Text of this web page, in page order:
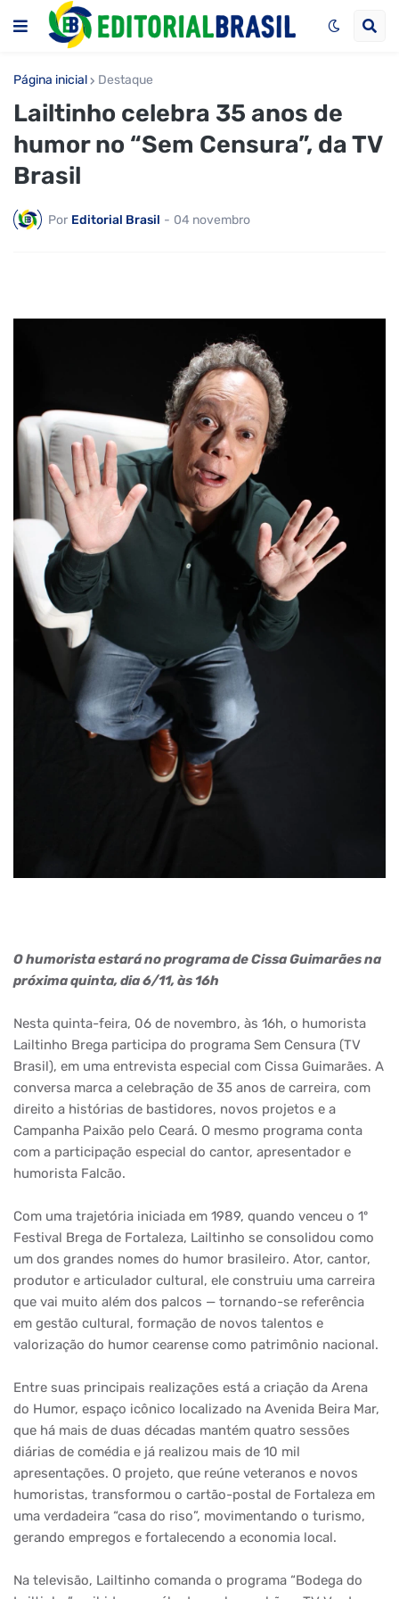
Página inicial Destaque
Lailtinho celebra 35 anos de
humor no “Sem Censura”, da TV
Brasil
Por Editorial Brasil - 04 novembro
O humorista estará no programa de Cissa Guimarães na
próxima quinta, dia 6/11, às 16h
Nesta quinta-feira, 06 de novembro, às 16h, o humorista
Lailtinho Brega participa do programa Sem Censura (TV
Brasil), em uma entrevista especial com Cissa Guimarães. A
conversa marca a celebração de 35 anos de carreira, com
direito a histórias de bastidores, novos projetos e a
Campanha Paixão pelo Ceará. O mesmo programa conta
com a participação especial do cantor, apresentador e
humorista Falcão.
Com uma trajetória iniciada em 1989, quando venceu o 1º
Festival Brega de Fortaleza, Lailtinho se consolidou como
um dos grandes nomes do humor brasileiro. Ator, cantor,
produtor e articulador cultural, ele construiu uma carreira
que vai muito além dos palcos — tornando-se referência
em gestão cultural, formação de novos talentos e
valorização do humor cearense como patrimônio nacional.
Entre suas principais realizações está a criação da Arena
do Humor, espaço icônico localizado na Avenida Beira Mar,
que há mais de duas décadas mantém quatro sessões
diárias de comédia e já realizou mais de 10 mil
apresentações. O projeto, que reúne veteranos e novos
humoristas, transformou o cartão-postal de Fortaleza em
uma verdadeira “casa do riso”, movimentando o turismo,
gerando empregos e fortalecendo a economia local.
Na televisão, Lailtinho comanda o programa “Bodega do